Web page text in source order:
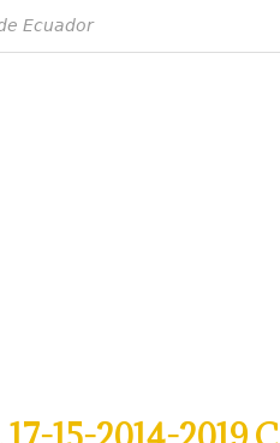
Ecuador